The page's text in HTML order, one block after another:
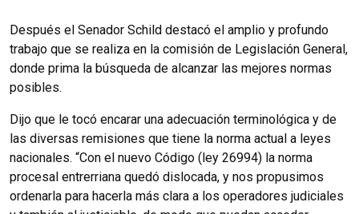
Después el Senador Schild destacó el amplio y profundo
trabajo que se realiza en la comisión de Legislación General,
donde prima la búsqueda de alcanzar las mejores normas
posibles.
Dijo que le tocó encarar una adecuación terminológica y de
las diversas remisiones que tiene la norma actual a leyes
nacionales. “Con el nuevo Código (ley 26994) la norma
procesal entrerriana quedó dislocada, y nos propusimos
ordenarla para hacerla más clara a los operadores judiciales